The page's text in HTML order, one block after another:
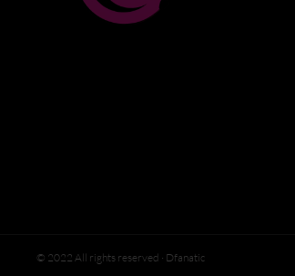
© 2022 All rights reserved · Dfanatic